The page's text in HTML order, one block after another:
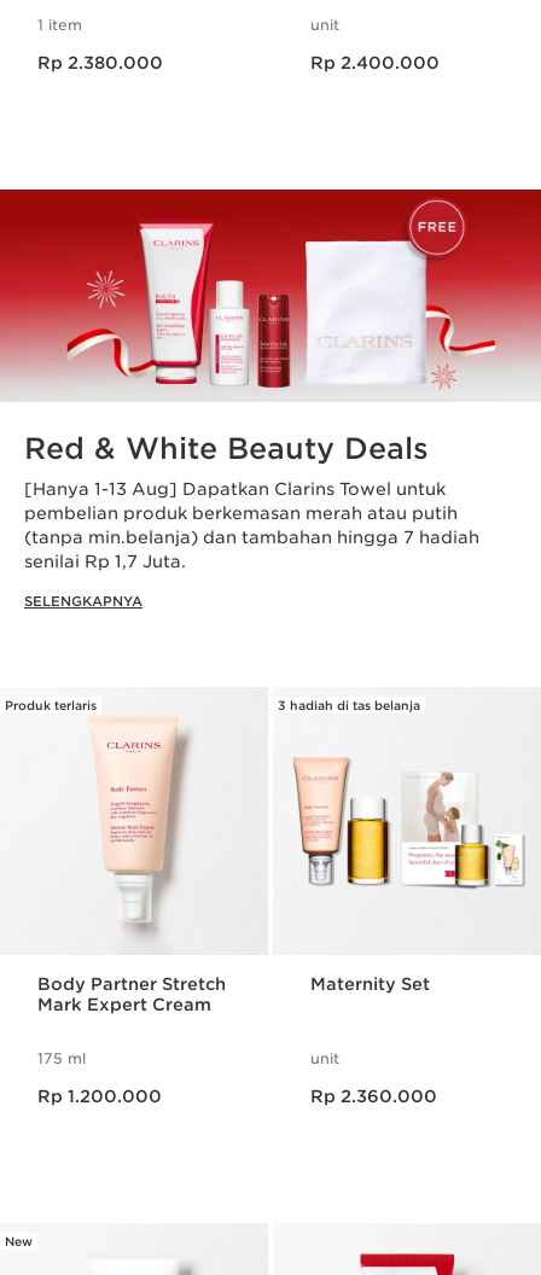
1 item
Rp 2.380.000
unit
Rp 2.400.000
Red & White Beauty Deals
[Hanya 1-13 Aug] Dapatkan Clarins Towel untuk
pembelian produk berkemasan merah atau putih
(tanpa min.belanja) dan tambahan hingga 7 hadiah
senilai Rp 1,7 Juta.
SELENGKAPNYA
Produk terlaris
Body Partner Stretch
Mark Expert Cream
175 ml
Rp 1.200.000
3 hadiah di tas belanja
Maternity Set
unit
Rp 2.360.000
New